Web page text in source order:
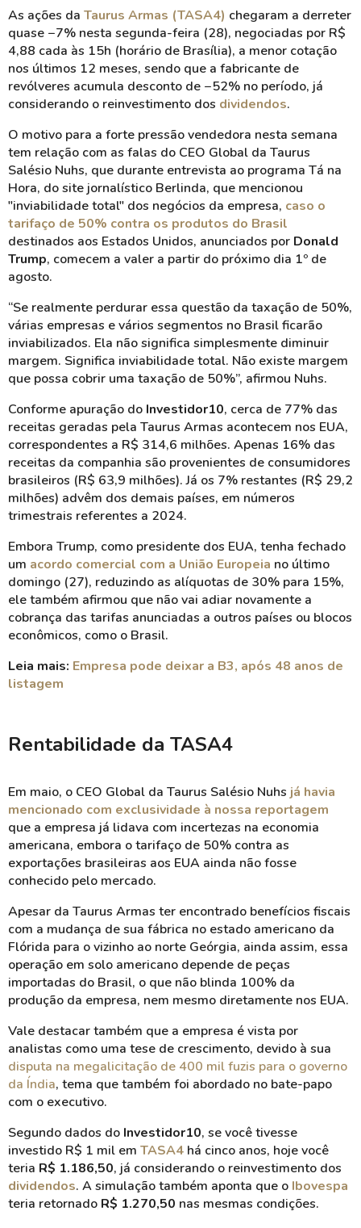
As ações da Taurus Armas (TASA4) chegaram a derreter
quase −7% nesta segunda-feira (28), negociadas por R$
4,88 cada às 15h (horário de Brasília), a menor cotação
nos últimos 12 meses, sendo que a fabricante de
revólveres acumula desconto de −52% no período, já
considerando o reinvestimento dos dividendos.
O motivo para a forte pressão vendedora nesta semana
tem relação com as falas do CEO Global da Taurus
Salésio Nuhs, que durante entrevista ao programa Tá na
Hora, do site jornalístico Berlinda, que mencionou
"inviabilidade total" dos negócios da empresa, caso o
tarifaço de 50% contra os produtos do Brasil
destinados aos Estados Unidos, anunciados por Donald
Trump, comecem a valer a partir do próximo dia 1º de
agosto.
“Se realmente perdurar essa questão da taxação de 50%,
várias empresas e vários segmentos no Brasil ficarão
inviabilizados. Ela não significa simplesmente diminuir
margem. Significa inviabilidade total. Não existe margem
que possa cobrir uma taxação de 50%”, afirmou Nuhs.
Conforme apuração do Investidor10, cerca de 77% das
receitas geradas pela Taurus Armas acontecem nos EUA,
correspondentes a R$ 314,6 milhões. Apenas 16% das
receitas da companhia são provenientes de consumidores
brasileiros (R$ 63,9 milhões). Já os 7% restantes (R$ 29,2
milhões) advêm dos demais países, em números
trimestrais referentes a 2024.
Embora Trump, como presidente dos EUA, tenha fechado
um acordo comercial com a União Europeia no último
domingo (27), reduzindo as alíquotas de 30% para 15%,
ele também afirmou que não vai adiar novamente a
cobrança das tarifas anunciadas a outros países ou blocos
econômicos, como o Brasil.
Leia mais: Empresa pode deixar a B3, após 48 anos de
listagem
Rentabilidade da TASA4
Em maio, o CEO Global da Taurus Salésio Nuhs já havia
mencionado com exclusividade à nossa reportagem
que a empresa já lidava com incertezas na economia
americana, embora o tarifaço de 50% contra as
exportações brasileiras aos EUA ainda não fosse
conhecido pelo mercado.
Apesar da Taurus Armas ter encontrado benefícios fiscais
com a mudança de sua fábrica no estado americano da
Flórida para o vizinho ao norte Geórgia, ainda assim, essa
operação em solo americano depende de peças
importadas do Brasil, o que não blinda 100% da
produção da empresa, nem mesmo diretamente nos EUA.
Vale destacar também que a empresa é vista por
analistas como uma tese de crescimento, devido à sua
disputa na megalicitação de 400 mil fuzis para o governo
da Índia, tema que também foi abordado no bate-papo
com o executivo.
Segundo dados do Investidor10, se você tivesse
investido R$ 1 mil em TASA4 há cinco anos, hoje você
teria R$ 1.186,50, já considerando o reinvestimento dos
dividendos. A simulação também aponta que o Ibovespa
teria retornado R$ 1.270,50 nas mesmas condições.